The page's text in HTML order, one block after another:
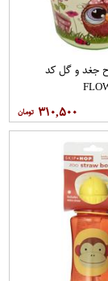
جغد و گل کد
۳۱۰,۵۰۰